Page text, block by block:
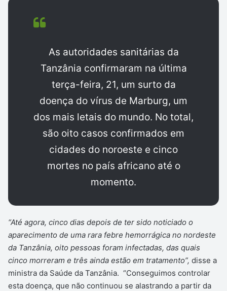
As autoridades sanitárias da
Tanzânia confirmaram na última
terça-feira, 21, um surto da
doença do vírus de Marburg, um
dos mais letais do mundo. No total,
são oito casos confirmados em
cidades do noroeste e cinco
mortes no país africano até o
momento.
“Até agora, cinco dias depois de ter sido noticiado o
aparecimento de uma rara febre hemorrágica no nordeste
da Tanzânia, oito pessoas foram infectadas, das quais
cinco morreram e três ainda estão em tratamento”, disse a
ministra da Saúde da Tanzânia. “Conseguimos controlar
esta doença, que não continuou se alastrando a partir da